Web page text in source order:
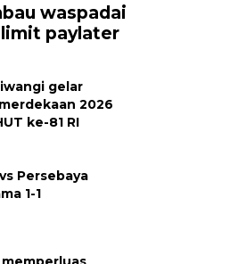
waspadai
paylater
gelar
2026
ke-81 RI
Persebaya
1-1